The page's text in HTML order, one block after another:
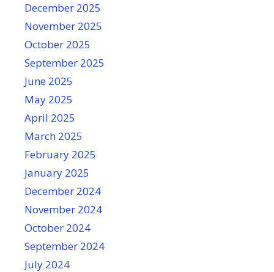
December 2025
November 2025
October 2025
September 2025
June 2025
May 2025
April 2025
March 2025
February 2025
January 2025
December 2024
November 2024
October 2024
September 2024
July 2024